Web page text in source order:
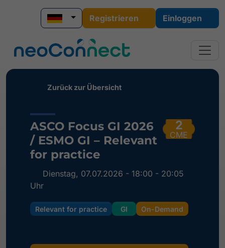
Registrieren Einloggen
Zurück zur Übersicht
ASCO Focus GI 2026
/ ESMO GI – Relevant
for practice
2
CME
Dienstag, 07.07.2026 - 18:00 - 20:05
Uhr
Relevant for practice GI On-Demand